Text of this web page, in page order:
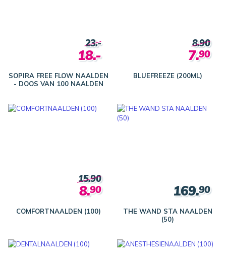
SOPIRA FREE FLOW NAALDEN
- DOOS VAN 100 NAALDEN
23.-
18.-
BLUEFREEZE (200ML)
8.90
7.90
COMFORTNAALDEN (100)
15.90
8.90
THE WAND STA NAALDEN
(50)
169.90